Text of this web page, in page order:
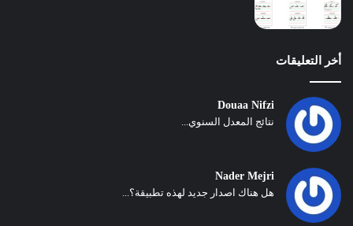
أخر التعليقات
Douaa Nifzi
نتائج المعدل السنوي...
Nader Mejri
هل هناك اصدار جديد لهذه تطبيقة؟...